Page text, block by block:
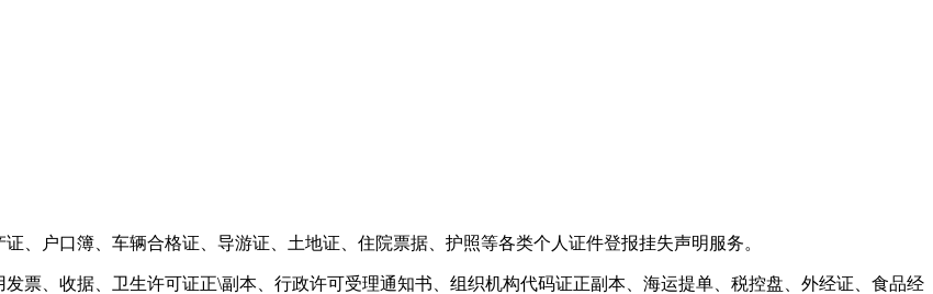
、户口簿、车辆合格证、导游证、土地证、住院票据、护照等各类个人证件登报挂失声明服务。
票、收据、卫生许可证正\副本、行政许可受理通知书、组织机构代码证正副本、海运提单、税控盘、外经证、食品经